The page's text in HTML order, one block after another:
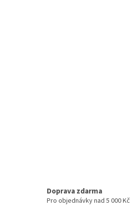
Doprava zdarma
Pro objednávky nad 5 000 Kč